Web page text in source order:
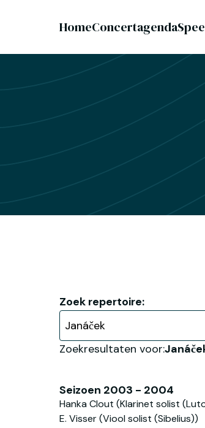
HomeConcertagenda
Zoek repertoire:
Zoekresultaten voor:
Seizoen 2003 - 2004
Hanka Clout (Klarinet solist
E. Visser (Viool solist (Sibelius))